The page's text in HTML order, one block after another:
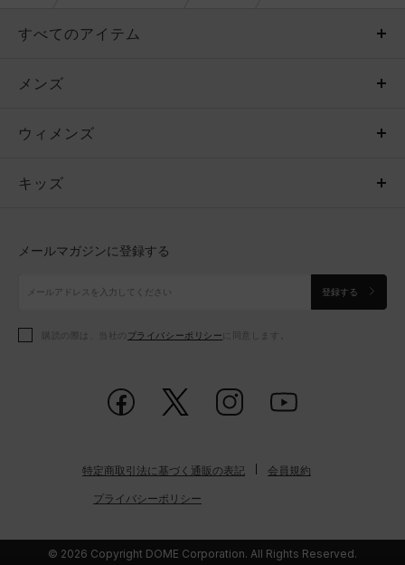
すべてのアイテム
メンズ
ウィメンズ
キッズ
アクセサリー
メンズ
トップス
ボトムス
アクセサリー
ウィメンズ
トップス
シューズ
アクセサリー
キッズ
シューズ
メールマガジンに登録する
登録する
購読の際は、当社の プライバシーポリシー に同意します。
特定商取引法に基づく通販の表記 会員規約
プライバシーポリシー
© 2026 Copyright DOME Corporation. All Rights Reserved.